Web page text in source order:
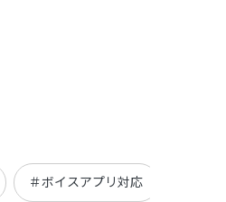
＃ボイスアプリ対応